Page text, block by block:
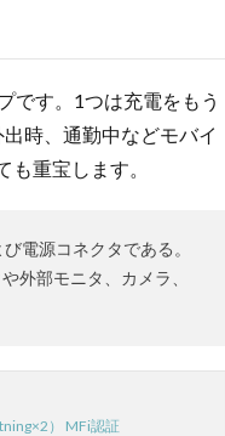
です。1つは充電をもう
時、通勤中などモバイ
重宝します。
電源コネクタである。
外部モニタ、カメラ、
） MFi認証